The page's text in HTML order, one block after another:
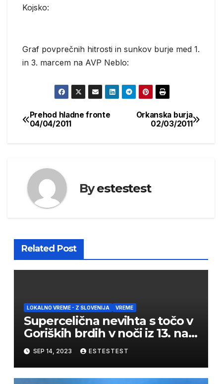
Kojsko:
Graf povprečnih hitrosti in sunkov burje med 1.
in 3. marcem na AVP Neblo:
Post
Orkanska burja
02/03/2011
Prehod hladne fronte
04/04/2011
Byestestest
Related Post
LOKALNO VREME - Z SLOVENIJA VREME
Supercelična nevihta s točo v
Goriških brdih v noči iz 13. na
14. september 2023
SEP 14, 2023 ESTESTEST